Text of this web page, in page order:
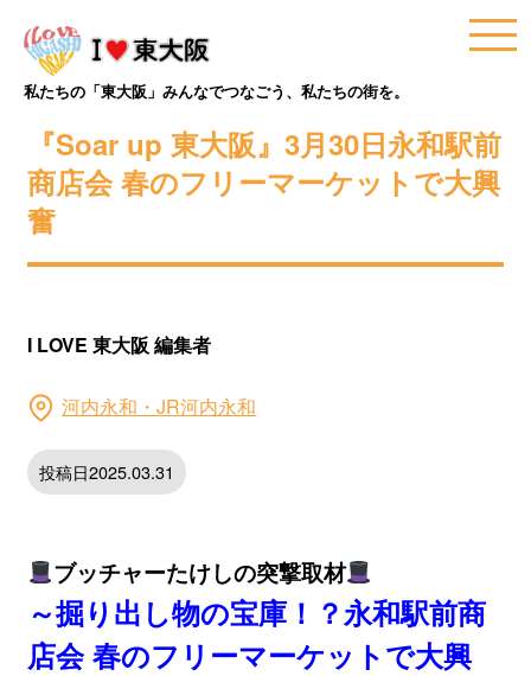
私たちの「東大阪」みんなでつなごう、私たちの街を。
『Soar up 東大阪』3月30日永和駅前
商店会 春のフリーマーケットで大興
奮
I LOVE 東大阪 編集者
河内永和・JR河内永和
投稿日2025.03.31
ブッチャーたけしの突撃取材
～掘り出し物の宝庫！？永和駅前商
店会 春のフリーマーケットで大興